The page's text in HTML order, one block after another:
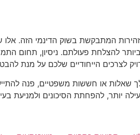
ובזהירות המתבקשת בשוק הדינמי
להצלחת פעולתם. ניסיון, תחום
הייחודיים שלכם על מנת
שאלות או חששות משפטיים, פנה
יותר, להפחתת הסיכונים ולמניעת